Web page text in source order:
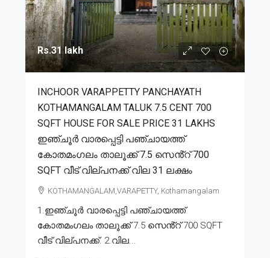
Rs.31 lakh
INCHOOR VARAPPETTY PANCHAYATH
KOTHAMANGALAM TALUK 7.5 CENT 700
SQFT HOUSE FOR SALE PRICE 31 LAKHS
ഇഞ്ചൂർ വാരപ്പെട്ടി പഞ്ചായത്ത്
കോതമംഗലം താലൂക്ക് 7.5 സെൻ്റ് 700
SQFT വീട് വില്പനക്ക് വില 31 ലക്ഷം
KOTHAMANGALAM,VARAPETTY, Kothamangalam
1.ഇഞ്ചൂർ വാരപ്പെട്ടി പഞ്ചായത്ത്
കോതമംഗലം താലൂക്ക് 7.5 സെൻ്റ് 700 SQFT
വീട് വില്പനക്ക്. 2.വില...